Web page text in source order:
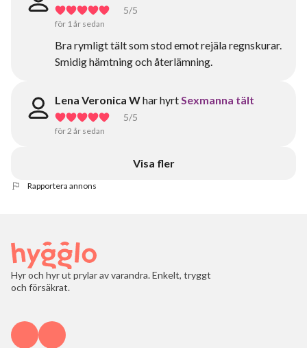
5/5
för 1 år sedan
Bra rymligt tält som stod emot rejäla regnskurar.
Smidig hämtning och återlämning.
Lena Veronica Whar hyrtSexmanna tält
5/5
för 2 år sedan
Visa fler
Rapportera annons
Hyr och hyr ut prylar av varandra. Enkelt, tryggt
och försäkrat.